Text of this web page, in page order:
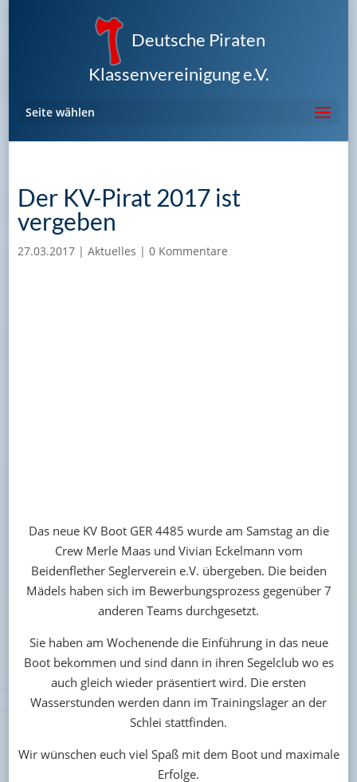
Deutsche Piraten
Klassenvereinigung e.V.
Seite wählen
Der KV-Pirat 2017 ist
vergeben
27.03.2017| Aktuelles | 0 Kommentare
Das neue KV Boot GER 4485 wurde am Samstag an die
Crew Merle Maas und Vivian Eckelmann vom
Beidenflether Seglerverein e.V. übergeben. Die beiden
Mädels haben sich im Bewerbungsprozess gegenüber 7
anderen Teams durchgesetzt.
Sie haben am Wochenende die Einführung in das neue
Boot bekommen und sind dann in ihren Segelclub wo es
auch gleich wieder präsentiert wird. Die ersten
Wasserstunden werden dann im Trainingslager an der
Schlei stattfinden.
Wir wünschen euch viel Spaß mit dem Boot und maximale
Erfolge.